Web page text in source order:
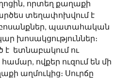
որտեղ քաղաքի
տեղափոխվում է
պատահական
խոսակցություններ։
է ետնաբակում ու
ովքեր ուզում են մի
աղմուկից։ Սուրճը